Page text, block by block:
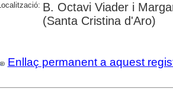
B. Octavi Viader i
(Santa Cristina d'Aro)
Enllaç permanent a aquest